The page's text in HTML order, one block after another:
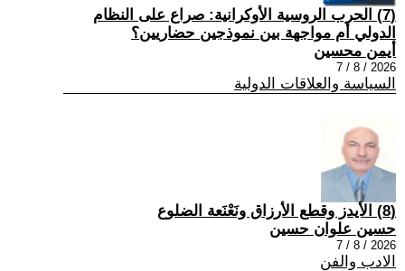
(7) الحرب الروسية الأوكرانية: صراع على النظام
الدولي أم مواجهة بين نموذجين حضاريين؟
أيمن محسين
2026 / 8 / 7
السياسة والعلاقات الدولية
(8) الأيدز وقطع الأرزاق ونَعْنَعة الضلوع
حسين علوان حسين
2026 / 8 / 7
الادب والفن